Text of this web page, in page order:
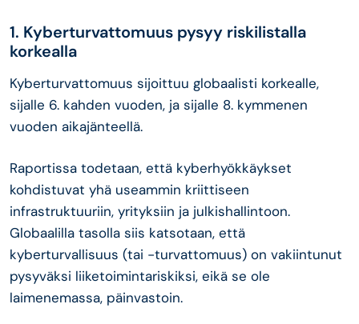
1. Kyberturvattomuus pysyy riskilistalla
korkealla
Kyberturvattomuus sijoittuu globaalisti korkealle,
sijalle 6. kahden vuoden, ja sijalle 8. kymmenen
vuoden aikajänteellä.
Raportissa todetaan, että kyberhyökkäykset
kohdistuvat yhä useammin kriittiseen
infrastruktuuriin, yrityksiin ja julkishallintoon.
Globaalilla tasolla siis katsotaan, että
kyberturvallisuus (tai -turvattomuus) on vakiintunut
pysyväksi liiketoimintariskiksi, eikä se ole
laimenemassa, päinvastoin.